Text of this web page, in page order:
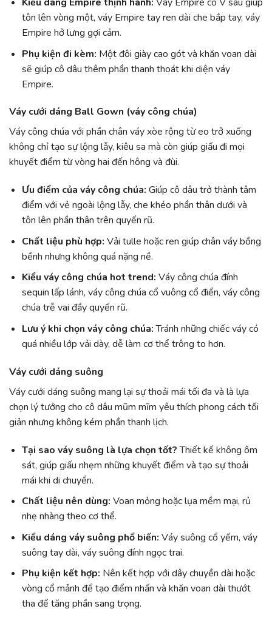
tôn lên vòng một, váy Empire tay ren dài che bắp tay, váy
Empire hở lưng gợi cảm.
Phụ kiện đi kèm: Một đôi giày cao gót và khăn voan dài
sẽ giúp cô dâu thêm phần thanh thoát khi diện váy
Empire.
Váy cưới dáng Ball Gown (váy công chúa)
Váy công chúa với phần chân váy xòe rộng từ eo trở xuống
không chỉ tạo sự lộng lẫy, kiêu sa mà còn giúp giấu đi mọi
khuyết điểm từ vòng hai đến hông và đùi.
Ưu điểm của váy công chúa: Giúp cô dâu trở thành tâm
điểm với vẻ ngoài lộng lẫy, che khéo phần thân dưới và
tôn lên phần thân trên quyến rũ.
Chất liệu phù hợp: Vải tulle hoặc ren giúp chân váy bồng
bềnh nhưng không quá nặng nề.
Kiểu váy công chúa hot trend: Váy công chúa đính
sequin lấp lánh, váy công chúa cổ vuông cổ điển, váy công
chúa trễ vai đầy quyến rũ.
Lưu ý khi chọn váy công chúa:Tránh những chiếc váy có
quá nhiều lớp vải dày, dễ làm cơ thể trông to hơn.
Váy cưới dáng suông
Váy cưới dáng suông mang lại sự thoải mái tối đa và là lựa
chọn lý tưởng cho cô dâu mũm mĩm yêu thích phong cách tối
giản nhưng không kém phần thanh lịch.
Tại sao váy suông là lựa chọn tốt?Thiết kế không ôm
sát, giúp giấu nhẹm những khuyết điểm và tạo sự thoải
mái khi di chuyển.
Chất liệu nên dùng: Voan mỏng hoặc lụa mềm mại, rủ
nhẹ nhàng theo cơ thể.
Kiểu dáng váy suông phổ biến: Váy suông cổ yếm, váy
suông tay dài, váy suông đính ngọc trai.
Phụ kiện kết hợp: Nên kết hợp với dây chuyền dài hoặc
vòng cổ mảnh để tạo điểm nhấn và khăn voan dài thướt
tha để tăng phần sang trọng.